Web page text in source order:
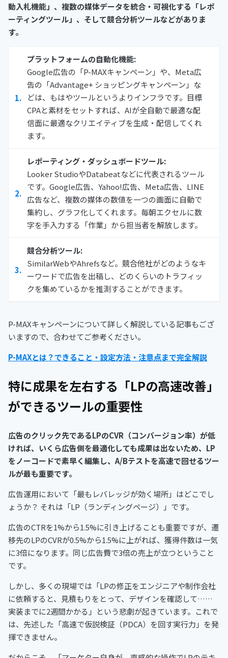
動入札機能」、複数の媒体データを統合・可視化する「レポ
ーティングツール」、そして競合分析ツールなどがありま
す。
プラットフォームの自動化機能:
Google広告の「P-MAXキャンペーン」や、Meta広
告の「Advantage+ ショッピングキャンペーン」な
どは、もはやツールというよりインフラです。目標
CPAと素材をセットすれば、AIが全自動で最適な配
信面に最適なクリエイティブを生成・配信してくれ
ます。
レポーティング・ダッシュボードツール:
Looker StudioやDatabeatなどに代表されるツール
です。Google広告、Yahoo!広告、Meta広告、LINE
広告など、複数の媒体の数値を一つの画面に自動で
集約し、グラフ化してくれます。毎朝エクセルに数
字を手入力する「作業」から担当者を解放します。
競合分析ツール:
SimilarWebやAhrefsなど。競合他社がどのようなキ
ーワードで広告を出稿し、どのくらいのトラフィッ
クを集めているかを推測することができます。
P-MAXキャンペーンについて詳しく解説している記事もござ
いますので、合わせてご参考ください。
P-MAXとは？できること・設定方法・注意点まで完全解説
特に成果を左右する「LPの高速改善」
ができるツールの重要性
広告のクリック先であるLPのCVR（コンバージョン率）が低
ければ、いくら広告側を最適化しても成果は出ないため、LP
をノーコードで素早く編集し、A/Bテストを高速で回せるツー
ルが最も重要です。
広告運用において「最もレバレッジが効く場所」はどこでし
ょうか？ それは「LP（ランディングページ）」です。
広告のCTRを1%から1.5%に引き上げることも重要ですが、遷
移先のLPのCVRが0.5%から1.5%に上がれば、獲得件数は一気
に3倍になります。同じ広告費で3倍の売上が立つということ
です。
しかし、多くの現場では「LPの修正をエンジニアや制作会社
に依頼すると、見積もりをとって、デザインを確認して……
実装までに2週間かかる」という悲劇が起きています。これで
は、先述した「高速で仮説検証（PDCA）を回す実行力」を発
揮できません。